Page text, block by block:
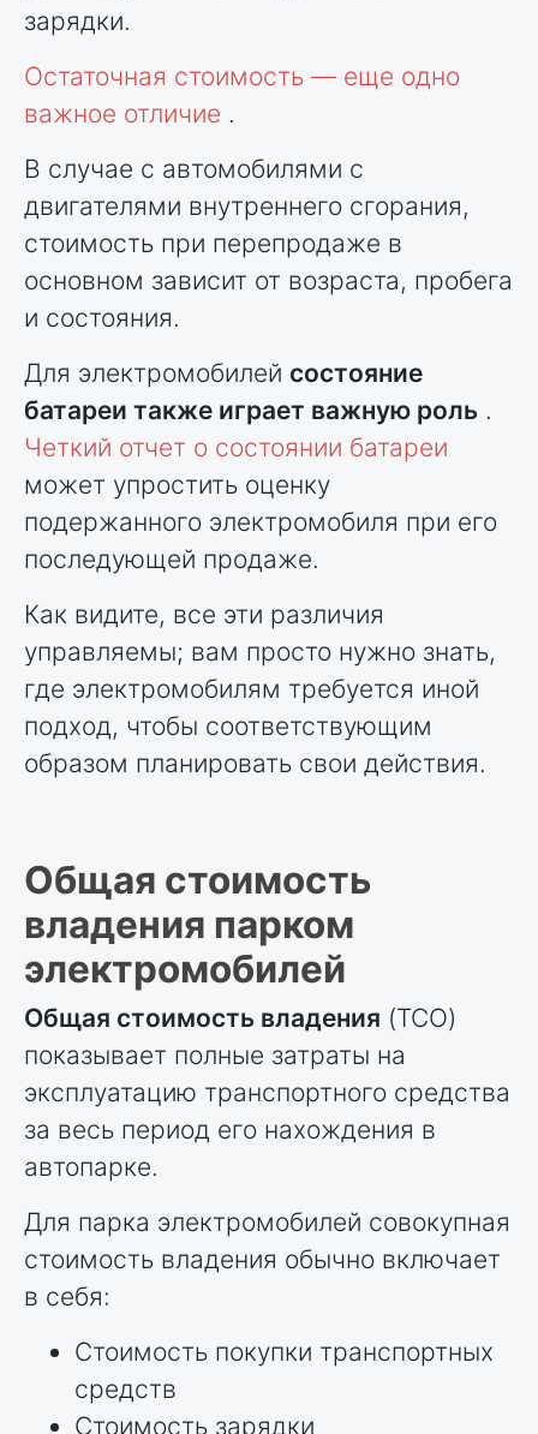
зарядки.
Остаточная стоимость — еще одно
важное отличие .
В случае с автомобилями с
двигателями внутреннего сгорания,
стоимость при перепродаже в
основном зависит от возраста, пробега
и состояния.
Для электромобилей состояние
батареи также играет важную роль .
Четкий отчет о состоянии батареи
может упростить оценку
подержанного электромобиля при его
последующей продаже.
Как видите, все эти различия
управляемы; вам просто нужно знать,
где электромобилям требуется иной
подход, чтобы соответствующим
образом планировать свои действия.
Общая стоимость
владения парком
электромобилей
Общая стоимость владения (TCO)
показывает полные затраты на
эксплуатацию транспортного средства
за весь период его нахождения в
автопарке.
Для парка электромобилей совокупная
стоимость владения обычно включает
в себя:
Стоимость покупки транспортных
средств
Стоимость зарядки